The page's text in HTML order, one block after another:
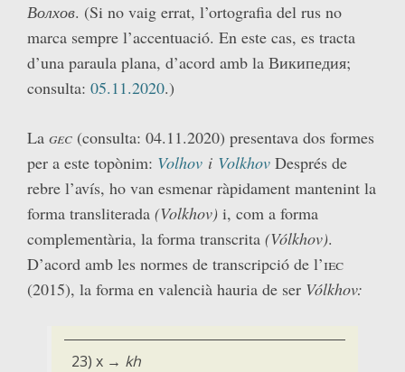
Волхов. (Si no vaig errat, l’ortografia del rus no
marca sempre l’accentuació. En este cas, es tracta
d’una paraula plana, d’acord amb la Википедия;
consulta: 05.11.2020.)
La gec (consulta: 04.11.2020) presentava dos formes
per a este topònim: Volhov i Volkhov Després de
rebre l’avís, ho van esmenar ràpidament mantenint la
forma transliterada (Volkhov) i, com a forma
complementària, la forma transcrita (Vólkhov).
D’acord amb les normes de transcripció de l’iec
(2015), la forma en valencià hauria de ser Vólkhov:
23) х→ kh